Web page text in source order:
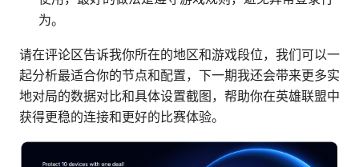
为。
请在评论区告诉我你所在的地区和游戏段位，我们可以一
起分析最适合你的节点和配置，下一期我还会带来更多实
地对局的数据对比和具体设置截图，帮助你在英雄联盟中
获得更稳的连接和更好的比赛体验。